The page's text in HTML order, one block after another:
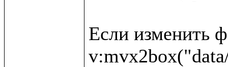
Если изменить